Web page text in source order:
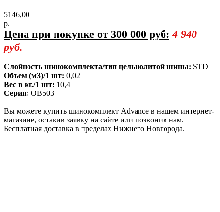
5146,00
р.
Цена при покупке от 300 000 руб: 4 940
руб.
Слойность шинокомплекта/тип цельнолитой шины: STD
Объем (м3)/1 шт: 0,02
Вес в кг./1 шт: 10,4
Серия: OB503
Вы можете купить шинокомплект Advance в нашем интернет-
магазине, оставив заявку на сайте или позвонив нам.
Бесплатная доставка в пределах Нижнего Новгорода.